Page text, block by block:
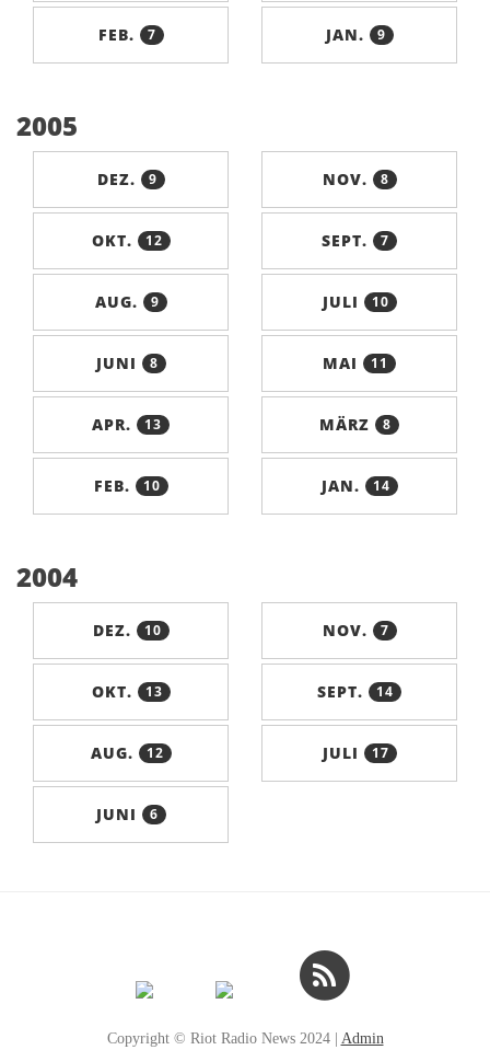
FEB. 7 JAN. 9
2005
DEZ. 9 NOV. 8
OKT. 12 SEPT. 7
AUG. 9 JULI 10
JUNI 8 MAI 11
APR. 13 MÄRZ 8
FEB. 10 JAN. 14
2004
DEZ. 10 NOV. 7
OKT. 13 SEPT. 14
AUG. 12 JULI 17
JUNI 6
Copyright © Riot Radio News 2024 | Admin